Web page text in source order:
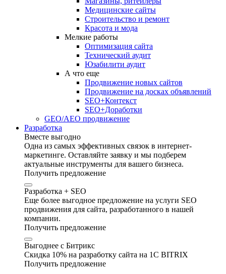
Медицинские сайты
Строительство и ремонт
Красота и мода
Мелкие работы
Оптимизация сайта
Технический аудит
Юзабилити аудит
А что еще
Продвижение новых сайтов
Продвижение на досках объявлений
SEO+Контекст
SEO+Доработки
GEO/AEO продвижение
Разработка
Вместе выгодно
Одна из самых эффективных связок в интернет-
маркетинге. Оставляйте заявку и мы подберем
актуальные инструменты для вашего бизнеса.
Получить предложение
Разработка + SEO
Еще более выгодное предложение на услуги SEO
продвижения для сайта, разработанного в нашей
компании.
Получить предложение
Выгоднее с Битрикс
Скидка 10% на разработку сайта на 1C BITRIX
Получить предложение